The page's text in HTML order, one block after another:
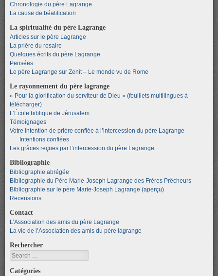
Chronologie du père Lagrange
La cause de béatification
La spiritualité du père Lagrange
Articles sur le père Lagrange
La prière du rosaire
Quelques écrits du père Lagrange
Pensées
Le père Lagrange sur Zenit – Le monde vu de Rome
Le rayonnement du père lagrange
« Pour la glorification du serviteur de Dieu » (feuillets multilingues à
télécharger)
L’École biblique de Jérusalem
Témoignages
Votre intention de prière confiée à l’intercession du père Lagrange
Intentions confiées
Les grâces reçues par l’intercession du père Lagrange
Bibliographie
Bibliographie abrégée
Bibliographie du Père Marie-Joseph Lagrange des Frères Prêcheurs
Bibliographie sur le père Marie-Joseph Lagrange (aperçu)
Recensions
Contact
L’Association des amis du père Lagrange
La vie de l’Association des amis du père lagrange
Rechercher
Search
Catégories